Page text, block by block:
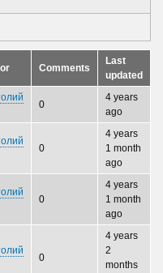
Comments
Last
updated
0
4 years
ago
0
4 years
1 month
ago
0
4 years
1 month
ago
0
4 years
2
months